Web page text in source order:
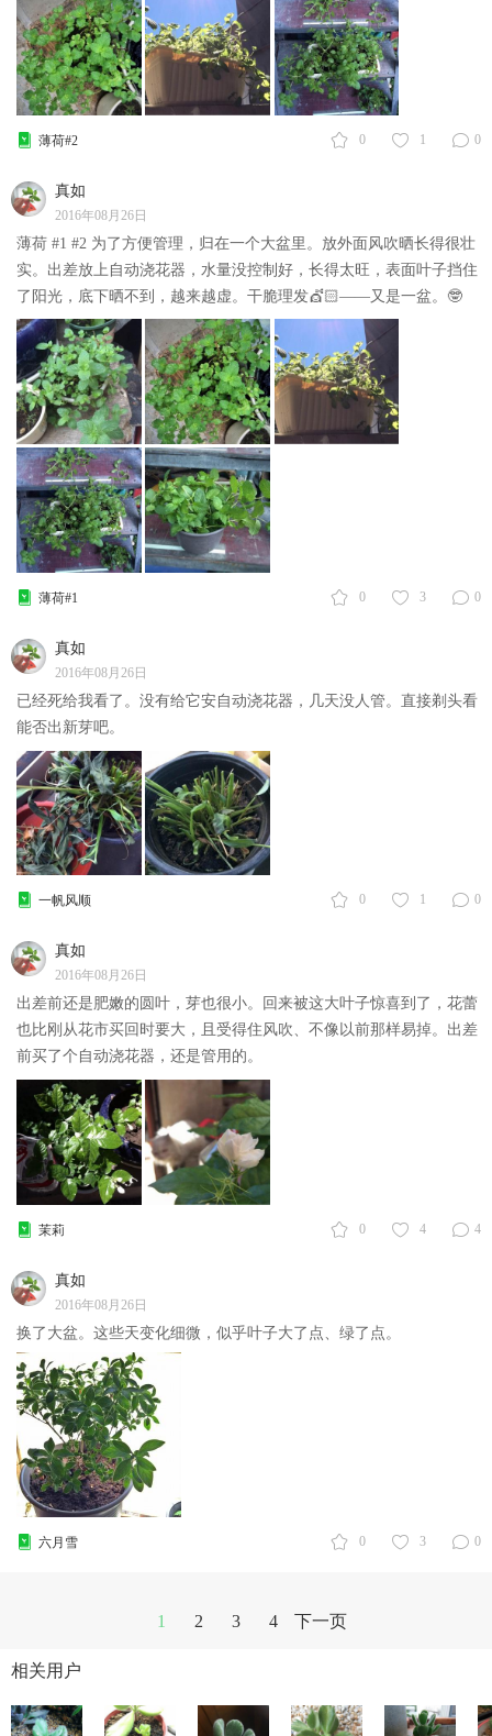
0 1 0
薄荷#2
真如
2016年08月26日
薄荷 #1 #2 为了方便管理，归在一个大盆里。放外面风吹晒长得很壮
实。出差放上自动浇花器，水量没控制好，长得太旺，表面叶子挡住
了阳光，底下晒不到，越来越虚。干脆理发💇🏻——又是一盆。🤓
0 3 0
薄荷#1
真如
2016年08月26日
已经死给我看了。没有给它安自动浇花器，几天没人管。直接剃头看
能否出新芽吧。
0 1 0
一帆风顺
真如
2016年08月26日
出差前还是肥嫩的圆叶，芽也很小。回来被这大叶子惊喜到了，花蕾
也比刚从花市买回时要大，且受得住风吹、不像以前那样易掉。出差
前买了个自动浇花器，还是管用的。
0 4 4
茉莉
真如
2016年08月26日
换了大盆。这些天变化细微，似乎叶子大了点、绿了点。
0 3 0
六月雪
1 2 3 4 下一页
相关用户